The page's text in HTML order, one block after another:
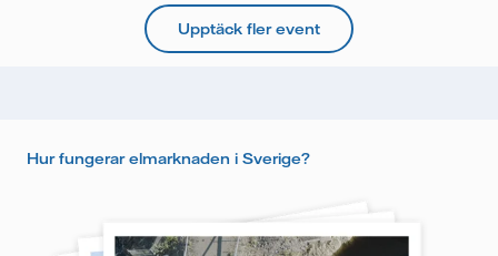
Upptäck fler event
Hur fungerar elmarknaden i Sverige?